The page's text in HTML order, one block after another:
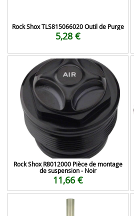
Rock Shox TLS815066020 Outil de Purge
5,28 €
Rock Shox R8012000 Pièce de montage
de suspension - Noir
11,66 €